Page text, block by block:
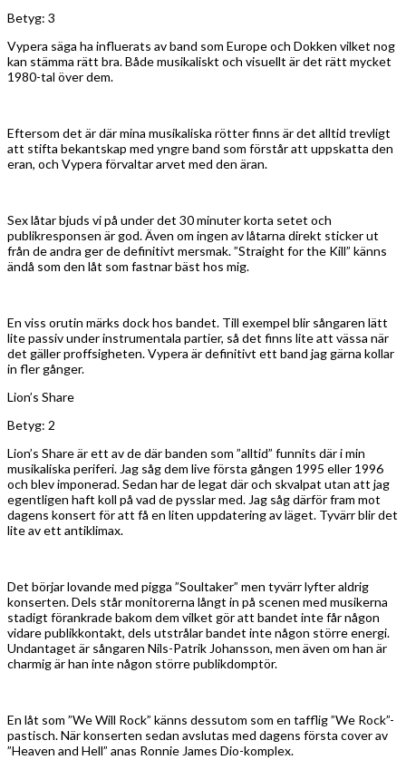
Betyg: 3
Vypera säga ha influerats av band som Europe och Dokken vilket nog
kan stämma rätt bra. Både musikaliskt och visuellt är det rätt mycket
1980-tal över dem.
Eftersom det är där mina musikaliska rötter finns är det alltid trevligt
att stifta bekantskap med yngre band som förstår att uppskatta den
eran, och Vypera förvaltar arvet med den äran.
Sex låtar bjuds vi på under det 30 minuter korta setet och
publikresponsen är god. Även om ingen av låtarna direkt sticker ut
från de andra ger de definitivt mersmak. ”Straight for the Kill” känns
ändå som den låt som fastnar bäst hos mig.
En viss orutin märks dock hos bandet. Till exempel blir sångaren lätt
lite passiv under instrumentala partier, så det finns lite att vässa när
det gäller proffsigheten. Vypera är definitivt ett band jag gärna kollar
in fler gånger.
Lion’s Share
Betyg: 2
Lion’s Share är ett av de där banden som ”alltid” funnits där i min
musikaliska periferi. Jag såg dem live första gången 1995 eller 1996
och blev imponerad. Sedan har de legat där och skvalpat utan att jag
egentligen haft koll på vad de pysslar med. Jag såg därför fram mot
dagens konsert för att få en liten uppdatering av läget. Tyvärr blir det
lite av ett antiklimax.
Det börjar lovande med pigga ”Soultaker” men tyvärr lyfter aldrig
konserten. Dels står monitorerna långt in på scenen med musikerna
stadigt förankrade bakom dem vilket gör att bandet inte får någon
vidare publikkontakt, dels utstrålar bandet inte någon större energi.
Undantaget är sångaren Nils-Patrik Johansson, men även om han är
charmig är han inte någon större publikdomptör.
En låt som ”We Will Rock” känns dessutom som en tafflig ”We Rock”-
pastisch. När konserten sedan avslutas med dagens första cover av
”Heaven and Hell” anas Ronnie James Dio-komplex.